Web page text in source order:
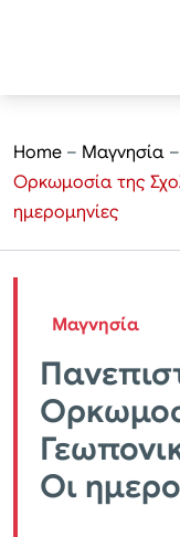
Home – Μαγνησία –
Ορκωμοσία της
ημερομηνίες
Μαγνησία
Οι